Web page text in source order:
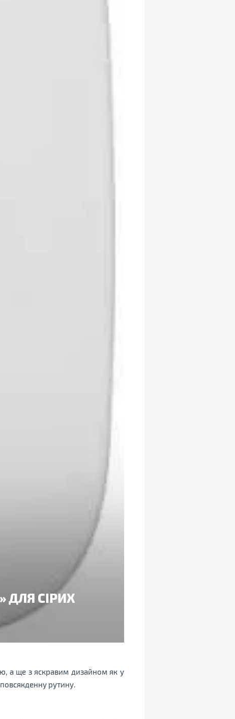
ДЛЯ СІРИХ
а ще з яскравим дизайном як у
рутину.